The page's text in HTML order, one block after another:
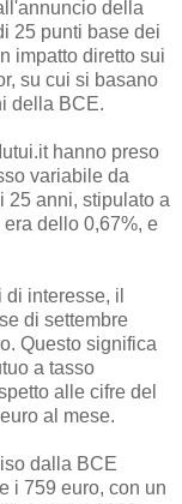
della
25 punti base dei
impatto diretto sui
su cui si basano
della BCE.
hanno preso
variabile da
25 anni, stipulato a
dello 0,67%, e
interesse, il
di settembre
Questo significa
a tasso
alle cifre del
al mese.
dalla BCE
i 759 euro, con un